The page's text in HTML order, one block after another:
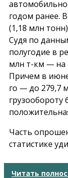
годом ранее.
(1,18 млн
Судя по
полугодие в
млн т-км — на
Причем в
го — до 279,7
грузообороту
Часть
статистике
Читать